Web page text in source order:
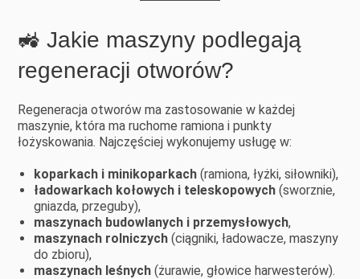
🚜 Jakie maszyny podlegają
regeneracji otworów?
Regeneracja otworów ma zastosowanie w każdej
maszynie, która ma ruchome ramiona i punkty
łożyskowania. Najczęściej wykonujemy usługę w:
koparkach i minikoparkach (ramiona, łyżki, siłowniki),
ładowarkach kołowych i teleskopowych (sworznie,
gniazda, przeguby),
maszynach budowlanych i przemysłowych,
maszynach rolniczych (ciągniki, ładowacze, maszyny
do zbioru),
maszynach leśnych (żurawie, głowice harwesterów).